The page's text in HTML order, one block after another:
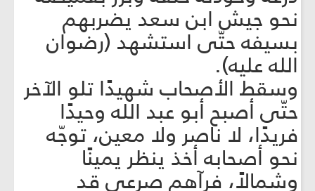
نحو جيش ابن سعد يضربهم
بسيفه حتّى استشهد (رضوان
الله عليه).
وسقط الأصحاب شهيدًا تلو الآخر
حتّى أصبح أبو عبد الله وحيدًا
فريدًا، لا ناصر ولا معين، توجّه
نحو أصحابه أخذ ينظر يمينًا
وشمالاً، فرآهم صرعى قد